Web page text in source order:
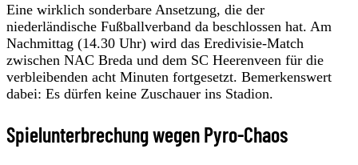
Eine wirklich sonderbare Ansetzung, die der
niederländische Fußballverband da beschlossen hat. Am
Nachmittag (14.30 Uhr) wird das Eredivisie-Match
zwischen NAC Breda und dem SC Heerenveen für die
verbleibenden acht Minuten fortgesetzt. Bemerkenswert
dabei: Es dürfen keine Zuschauer ins Stadion.
Spielunterbrechung wegen Pyro-Chaos